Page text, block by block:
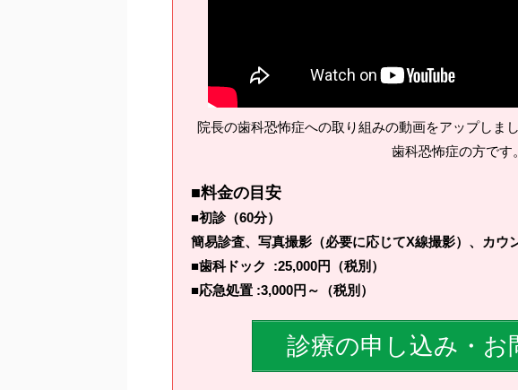
院長の歯科恐怖症への取り組みの動画をアップしま
歯科恐怖症の方です。
■料金の目安
■初診（60分）
簡易診査、写真撮影（必要に応じてX線撮影）、カ
■歯科ドック :25,000円（税別）
■応急処置 :3,000円～（税別）
診療の申し込み・お